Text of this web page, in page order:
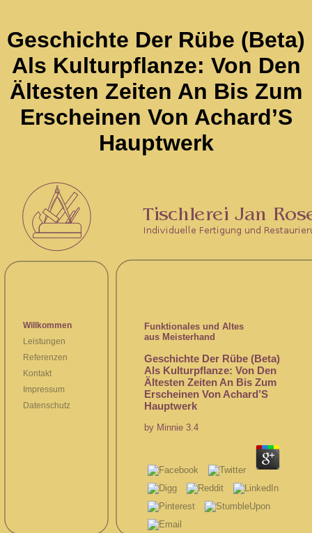
Geschichte Der Rübe (Beta)
Als Kulturpflanze: Von Den
Ältesten Zeiten An Bis Zum
Erscheinen Von Achard’S
Hauptwerk
Willkommen
Leistungen
Referenzen
Kontakt
Impressum
Datenschutz
Funktionales und Altes
aus Meisterhand
Geschichte Der Rübe (Beta)
Als Kulturpflanze: Von Den
Ältesten Zeiten An Bis Zum
Erscheinen Von Achard’S
Hauptwerk
by Minnie 3.4